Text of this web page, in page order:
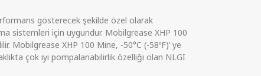
gösterecek şekilde özel olarak
sistemleri için uygundur. Mobilgrease XHP 100
Mobilgrease XHP 100 Mine, -50°C (-58ºF)’ ye
çok iyi pompalanabilirlik özelliği olan NLGI